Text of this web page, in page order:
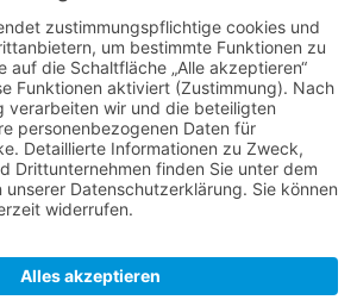
vor 4 MonatenvonPeter
,Axel,Migration,Peter,
REsser